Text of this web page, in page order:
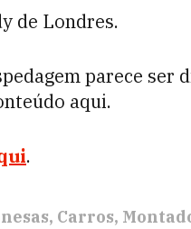
de Londres.
parece ser
aqui.
.
Carros